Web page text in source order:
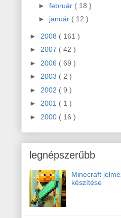
► február ( 18 )
► január ( 12 )
► 2008 ( 161 )
► 2007 ( 42 )
► 2006 ( 69 )
► 2003 ( 2 )
► 2002 ( 9 )
► 2001 ( 1 )
► 2000 ( 16 )
legnépszerűbb
Minecraft
készítése